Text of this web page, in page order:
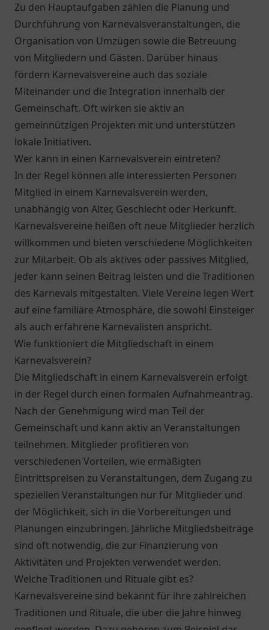
Zu den Hauptaufgaben zählen die Planung und
Durchführung von Karnevalsveranstaltungen, die
Organisation von Umzügen sowie die Betreuung
von Mitgliedern und Gästen. Darüber hinaus
fördern Karnevalsvereine auch das soziale
Miteinander und die Integration innerhalb der
Gemeinschaft. Oft wirken sie aktiv an
gemeinnützigen Projekten mit und unterstützen
lokale Initiativen.
Wer kann in einen Karnevalsverein eintreten?
In der Regel können alle interessierten Personen
Mitglied in einem Karnevalsverein werden,
unabhängig von Alter, Geschlecht oder Herkunft.
Karnevalsvereine heißen oft neue Mitglieder herzlich
willkommen und bieten verschiedene Möglichkeiten
zur Mitarbeit. Ob als aktives oder passives Mitglied,
jeder kann seinen Beitrag leisten und die Traditionen
des Karnevals mitgestalten. Viele Vereine legen Wert
auf eine familiäre Atmosphäre, die sowohl Einsteiger
als auch erfahrene Karnevalisten anspricht.
Wie funktioniert die Mitgliedschaft in einem
Karnevalsverein?
Die Mitgliedschaft in einem Karnevalsverein erfolgt
in der Regel durch einen formalen Aufnahmeantrag.
Nach der Genehmigung wird man Teil der
Gemeinschaft und kann aktiv an Veranstaltungen
teilnehmen. Mitglieder profitieren von
verschiedenen Vorteilen, wie ermäßigten
Eintrittspreisen zu Veranstaltungen, dem Zugang zu
speziellen Veranstaltungen nur für Mitglieder und
der Möglichkeit, sich in die Vorbereitungen und
Planungen einzubringen. Jährliche Mitgliedsbeiträge
sind oft notwendig, die zur Finanzierung von
Aktivitäten und Projekten verwendet werden.
Welche Traditionen und Rituale gibt es?
Karnevalsvereine sind bekannt für ihre zahlreichen
Traditionen und Rituale, die über die Jahre hinweg